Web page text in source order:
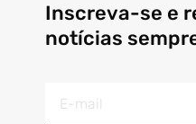
Inscreva-se e
notícias
mail